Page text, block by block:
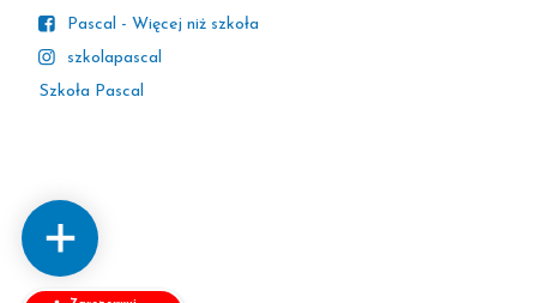
Pascal - Więcej niż szkoła
szkolapascal
Szkoła Pascal